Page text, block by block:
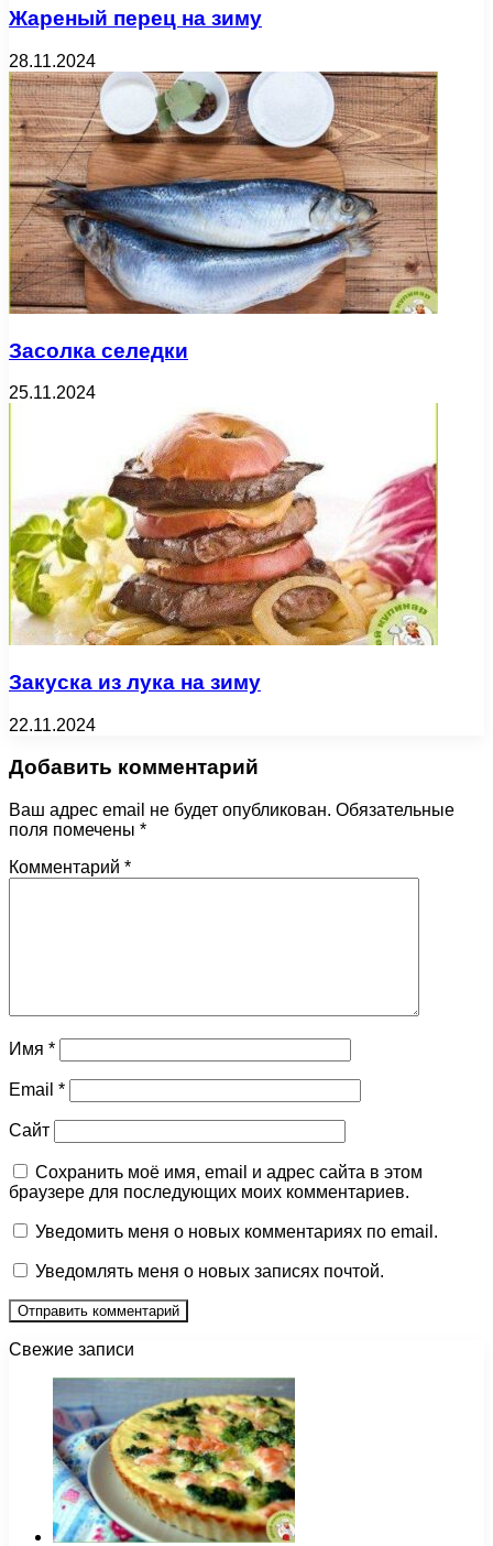
Жареный перец на зиму
28.11.2024
Засолка селедки
25.11.2024
Закуска из лука на зиму
22.11.2024
Добавить комментарий
Ваш адрес email не будет опубликован. Обязательные
поля помечены *
Комментарий *
Имя *
Email *
Сайт
Сохранить моё имя, email и адрес сайта в этом
браузере для последующих моих комментариев.
Уведомить меня о новых комментариях по email.
Уведомлять меня о новых записях почтой.
Свежие записи